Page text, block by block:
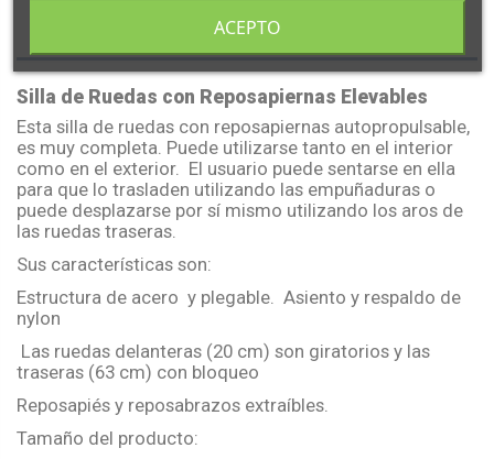
Silla de Ruedas con Reposapiernas Elevables
Esta silla de ruedas con reposapiernas autopropulsable,
es muy completa. Puede utilizarse tanto en el interior
como en el exterior. El usuario puede sentarse en ella
para que lo trasladen utilizando las empuñaduras o
puede desplazarse por sí mismo utilizando los aros de
las ruedas traseras.
Sus características son:
Estructura de acero y plegable. Asiento y respaldo de
nylon
Las ruedas delanteras (20 cm) son giratorios y las
traseras (63 cm) con bloqueo
Reposapiés y reposabrazos extraíbles.
Tamaño del producto:
ACEPTO